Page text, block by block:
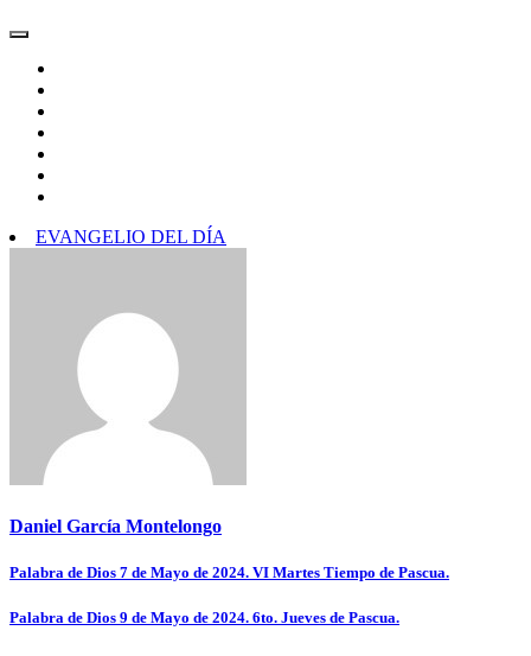
EVANGELIO DEL DÍA
Daniel García Montelongo
Navegación
de
Palabra de Dios 7 de Mayo de 2024. VI Martes Tiempo de Pascua.
Palabra de Dios 9 de Mayo de 2024. 6to. Jueves de Pascua.